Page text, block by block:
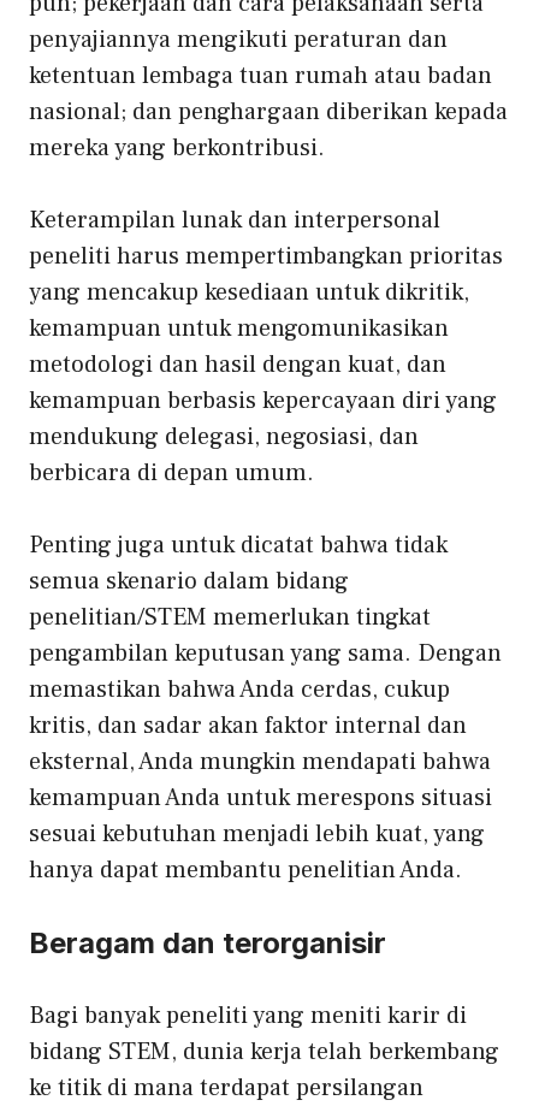
penyajiannya mengikuti peraturan dan
ketentuan lembaga tuan rumah atau badan
nasional; dan penghargaan diberikan kepada
mereka yang berkontribusi.
Keterampilan lunak dan interpersonal
peneliti harus mempertimbangkan prioritas
yang mencakup kesediaan untuk dikritik,
kemampuan untuk mengomunikasikan
metodologi dan hasil dengan kuat, dan
kemampuan berbasis kepercayaan diri yang
mendukung delegasi, negosiasi, dan
berbicara di depan umum.
Penting juga untuk dicatat bahwa tidak
semua skenario dalam bidang
penelitian/STEM memerlukan tingkat
pengambilan keputusan yang sama. Dengan
memastikan bahwa Anda cerdas, cukup
kritis, dan sadar akan faktor internal dan
eksternal, Anda mungkin mendapati bahwa
kemampuan Anda untuk merespons situasi
sesuai kebutuhan menjadi lebih kuat, yang
hanya dapat membantu penelitian Anda.
Beragam dan terorganisir
Bagi banyak peneliti yang meniti karir di
bidang STEM, dunia kerja telah berkembang
ke titik di mana terdapat persilangan